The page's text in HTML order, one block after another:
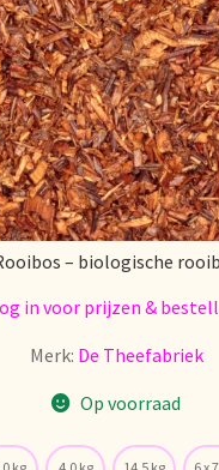
Tee
– biologische
in voor prijzen &
Merk: De Theefabriek
Op voorraad